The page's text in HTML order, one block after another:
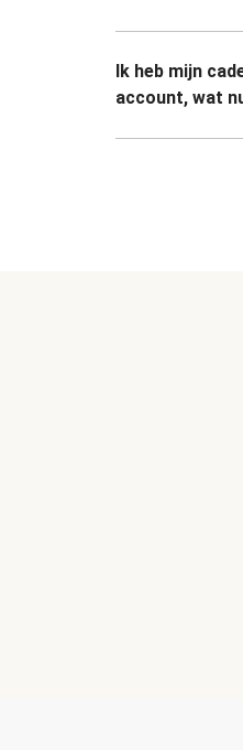
Ik heb mijn
account, wat